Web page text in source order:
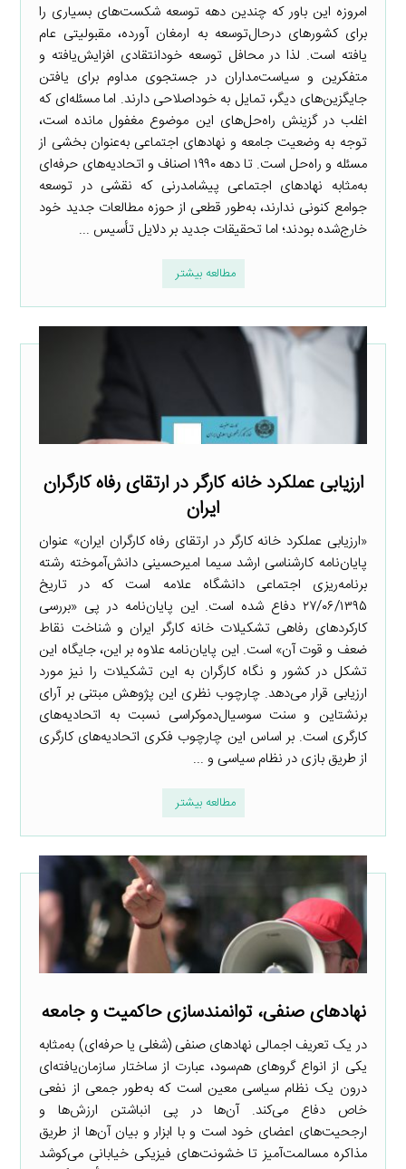
امروزه این باور که چندین دهه توسعه شکست‌های بسیاری را
برای کشورهای درحال‌توسعه به ارمغان آورده، مقبولیتی عام
یافته است. لذا در محافل توسعه خودانتقادی افزایش‌یافته و
متفکرین و سیاست‌مداران در جستجوی مداوم برای یافتن
جایگزین‌های دیگر، تمایل به خوداصلاحی دارند. اما مسئله‌ای که
اغلب در گزینش راه‌حل‌های این موضوع مغفول مانده است،
توجه به وضعیت جامعه و نهادهای اجتماعی به‌عنوان بخشی از
مسئله و راه‌حل است. تا دهه ۱۹۹۰ اصناف و اتحادیه‌های حرفه‌ای
به‌مثابه نهادهای اجتماعی پیشامدرنی که نقشی در توسعه
جوامع کنونی ندارند، به‌طور قطعی از حوزه مطالعات جدید خود
خارج‌شده بودند؛ اما تحقیقات جدید بر دلایل تأسیس ...
مطالعه بیشتر
ارزیابی عملکرد خانه کارگر در ارتقای رفاه کارگران
ایران
«ارزیابی عملکرد خانه کارگر در ارتقای رفاه کارگران ایران» عنوان
پایان‌نامه کارشناسی ارشد سیما امیرحسینی دانش‌آموخته رشته
برنامه‌ریزی اجتماعی دانشگاه علامه است که در تاریخ
۲۷/۰۶/۱۳۹۵ دفاع شده است. این پایان‌نامه در پی «بررسی
کارکردهای رفاهی تشکیلات خانه کارگر ایران و شناخت نقاط
ضعف و قوت آن» است. این پایان‌نامه علاوه بر این، جایگاه این
تشکل در کشور و نگاه کارگران به این تشکیلات را نیز مورد
ارزیابی قرار می‌دهد. چارچوب نظری این پژوهش مبتنی بر آرای
برنشتاین و سنت سوسیال‌دموکراسی نسبت به اتحادیه‌های
کارگری است. بر اساس این چارچوب فکری اتحادیه‌های کارگری
از طریق بازی در نظام سیاسی و ...
مطالعه بیشتر
نهادهای صنفی، توانمندسازی حاکمیت و جامعه
در یک تعریف اجمالی نهادهای صنفی (شغلی یا حرفه‌ای) به‌مثابه
یکی از انواع گروهای هم‌سود، عبارت از ساختار سازمان‌یافته‌ای
درون یک نظام سیاسی معین است که به‌طور جمعی از نفعی
خاص دفاع می‌کند. آن‌ها در پی انباشتن ارزش‌ها و
ارجحیت‌های اعضای خود است و با ابزار و بیان آن‌ها از طریق
مذاکره مسالمت‌آمیز تا خشونت‌های فیزیکی خیابانی می‌کوشد